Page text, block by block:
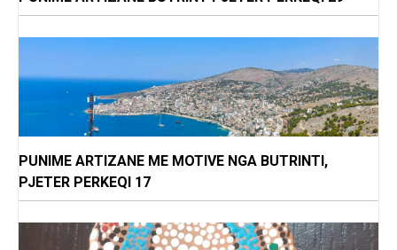
PUNIME ARTIZANE ME MOTIVE NGA BUTRINTI,
PJETER PERKEQI 17